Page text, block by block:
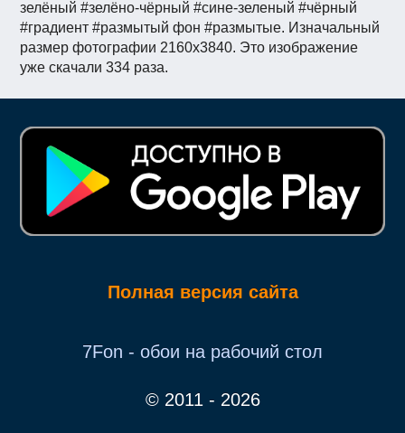
зелёный #зелёно-чёрный #сине-зеленый #чёрный
#градиент #размытый фон #размытые. Изначальный
размер фотографии 2160x3840. Это изображение
уже скачали 334 раза.
Полная версия сайта
7Fon - обои на рабочий стол
© 2011 - 2026